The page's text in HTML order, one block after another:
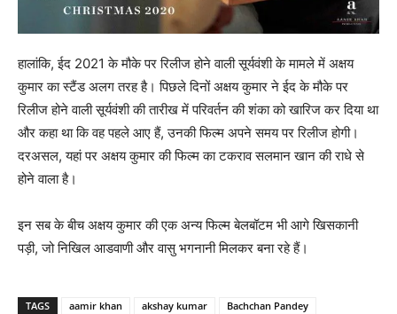
हालांकि, ईद 2021 के मौके पर रिलीज होने वाली सूर्यवंशी के मामले में अक्षय
कुमार का स्‍टैंड अलग तरह है। पिछले दिनों अक्षय कुमार ने ईद के मौके पर
रिलीज होने वाली सूर्यवंशी की तारीख में परि‍वर्तन की शंका को खारिज कर दिया था
और कहा था कि वह पहले आए हैं, उनकी फिल्‍म अपने समय पर रिलीज होगी।
दरअसल, यहां पर अक्षय कुमार की फिल्‍म का टकराव सलमान खान की राधे से
होने वाला है।
इन सब के बीच अक्षय कुमार की एक अन्‍य फिल्‍म बेलबॉटम भी आगे खिसकानी
पड़ी, जो निखिल आडवाणी और वासु भगनानी मिलकर बना रहे हैं।
TAGS aamir khan akshay kumar
Bachchan Pandey